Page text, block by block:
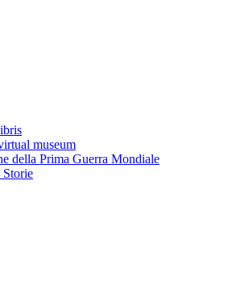
museum
della Prima Guerra Mondiale
Storie